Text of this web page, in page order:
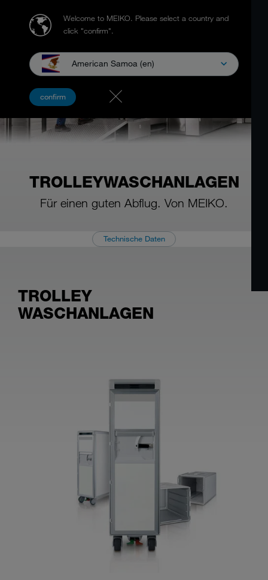
Welcome to MEIKO. Please select a country and
click "confirm".
American Samoa (en)
confirm
TROLLEYWASCHANLAGEN
Für einen guten Abflug. Von MEIKO.
Technische Daten
TROLLEY
WASCHANLAGEN